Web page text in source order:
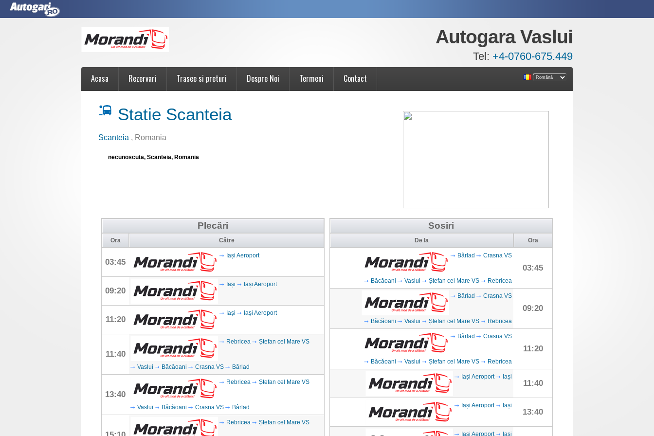
Autogara Vaslui
Tel: +4-0760-675.449
Acasa Rezervari Trasee si preturi Despre Noi Termeni Contact
Statie Scanteia
Scanteia , Romania
necunoscuta, Scanteia, Romania
Plecări
Ora Către
03:45
Iași Aeroport
09:20
Iași Iași Aeroport
11:20
Iași Iași Aeroport
11:40
Rebricea Ștefan cel Mare VS
Vaslui Băcăoani Crasna VS Bârlad
13:40
Rebricea Ștefan cel Mare VS
Vaslui Băcăoani Crasna VS Bârlad
Rebricea Ștefan cel Mare VS
Sosiri
De la Ora
Bârlad Crasna VS
Băcăoani Vaslui Ștefan cel Mare VS Rebricea
03:45
Bârlad Crasna VS
Băcăoani Vaslui Ștefan cel Mare VS Rebricea
09:20
Bârlad Crasna VS
Băcăoani Vaslui Ștefan cel Mare VS Rebricea
11:20
Iași Aeroport Iași
11:40
Iași Aeroport Iași
13:40
Iași Aeroport Iași